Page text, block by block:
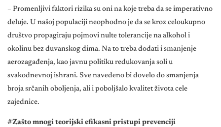
– Promenljivi faktori rizika su oni na koje treba da se imperativno
deluje. U našoj populaciji neophodno je da se kroz celoukupno
društvo propagiraju pojmovi nulte tolerancije na alkohol i
okolinu bez duvanskog dima. Na to treba dodati i smanjenje
aerozagađenja, kao javnu politiku redukovanja soli u
svakodnevnoj ishrani. Sve navedeno bi dovelo do smanjenja
broja srčanih oboljenja, ali i poboljšalo kvalitet života cele
zajednice.
#Zašto mnogi teorijski efikasni pristupi prevenciji